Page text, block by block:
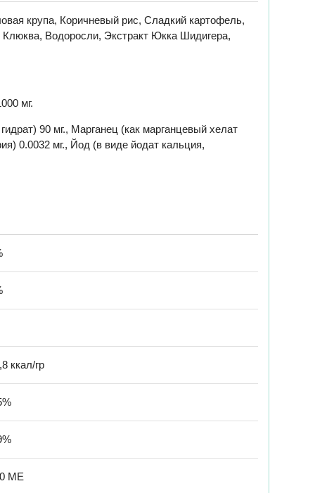
крупа, Коричневый рис, Сладкий картофель,
Водоросли, Экстракт Юкка Шидигера,
мг.
90 мг., Марганец (как марганцевый хелат
0.0032 мг., Йод (в виде йодат кальция,
ккал/гр
МЕ